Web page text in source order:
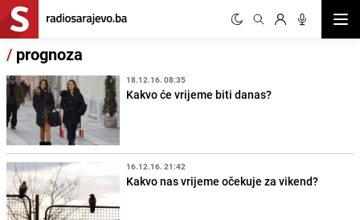
/ prognoza
18.12.16. 08:35
Kakvo će vrijeme biti danas?
16.12.16. 21:42
Kakvo nas vrijeme očekuje za vikend?